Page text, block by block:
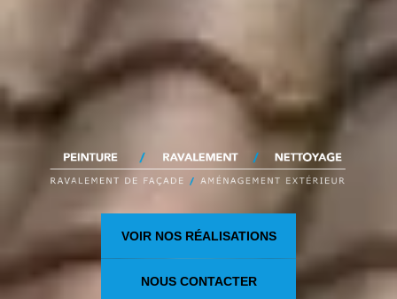
VOIR NOS RÉALISATIONS
NOUS CONTACTER